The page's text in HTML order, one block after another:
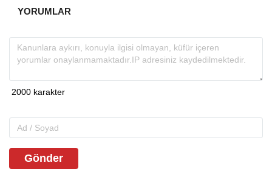
YORUMLAR
Gönder